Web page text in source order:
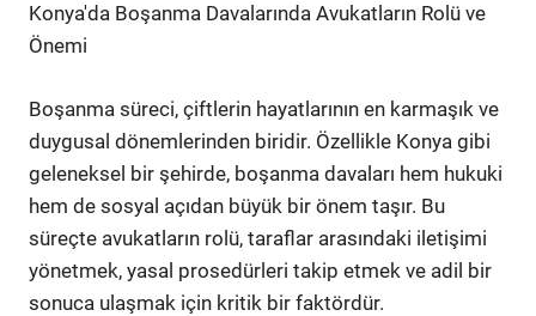
Konya'da Boşanma Davalarında Avukatların Rolü ve
Önemi
Boşanma süreci, çiftlerin hayatlarının en karmaşık ve
duygusal dönemlerinden biridir. Özellikle Konya gibi
geleneksel bir şehirde, boşanma davaları hem hukuki
hem de sosyal açıdan büyük bir önem taşır. Bu
süreçte avukatların rolü, taraflar arasındaki iletişimi
yönetmek, yasal prosedürleri takip etmek ve adil bir
sonuca ulaşmak için kritik bir faktördür.